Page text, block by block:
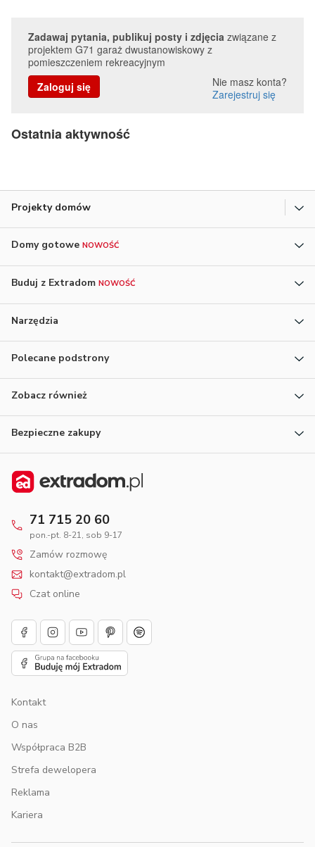
Zadawaj pytania, publikuj posty i zdjęcia związane z
projektem G71 garaż dwustanowiskowy z
pomieszczeniem rekreacyjnym
Zaloguj się
Nie masz konta?
Zarejestruj się
Ostatnia aktywność
Projekty domów
Domy gotowe NOWOŚĆ
Buduj z Extradom NOWOŚĆ
Narzędzia
Polecane podstrony
Zobacz również
Bezpieczne zakupy
71 715 20 60
pon.-pt. 8-21, sob 9-17
Zamów rozmowę
kontakt@extradom.pl
Czat online
Kontakt
O nas
Współpraca B2B
Strefa dewelopera
Reklama
Kariera